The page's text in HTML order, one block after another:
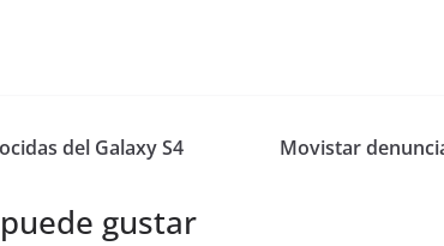
del Galaxy S4 Movistar
gustar